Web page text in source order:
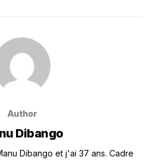
Author
Dibango
Dibango et j'ai 37 ans. Cadre